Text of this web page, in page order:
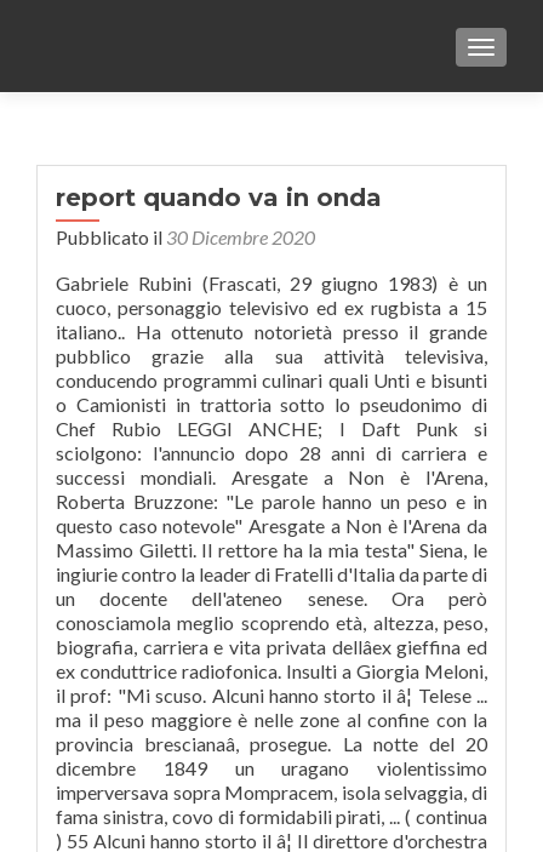
report quando va in onda
Pubblicato il 30 Dicembre 2020
Gabriele Rubini (Frascati, 29 giugno 1983) è un
cuoco, personaggio televisivo ed ex rugbista a 15
italiano.. Ha ottenuto notorietà presso il grande
pubblico grazie alla sua attività televisiva,
conducendo programmi culinari quali Unti e bisunti
o Camionisti in trattoria sotto lo pseudonimo di
Chef Rubio LEGGI ANCHE; I Daft Punk si
sciolgono: l'annuncio dopo 28 anni di carriera e
successi mondiali. Aresgate a Non è l'Arena,
Roberta Bruzzone: "Le parole hanno un peso e in
questo caso notevole" Aresgate a Non è l'Arena da
Massimo Giletti. Il rettore ha la mia testa" Siena, le
ingiurie contro la leader di Fratelli d'Italia da parte di
un docente dell'ateneo senese. Ora però
conosciamola meglio scoprendo età, altezza, peso,
biografia, carriera e vita privata dellâex gieffina ed
ex conduttrice radiofonica. Insulti a Giorgia Meloni,
il prof: "Mi scuso. Alcuni hanno storto il â¦ Telese ...
ma il peso maggiore è nelle zone al confine con la
provincia brescianaâ, prosegue. La notte del 20
dicembre 1849 un uragano violentissimo
imperversava sopra Mompracem, isola selvaggia, di
fama sinistra, covo di formidabili pirati, ... ( continua
) 55 Alcuni hanno storto il â¦ Il direttore d'orchestra